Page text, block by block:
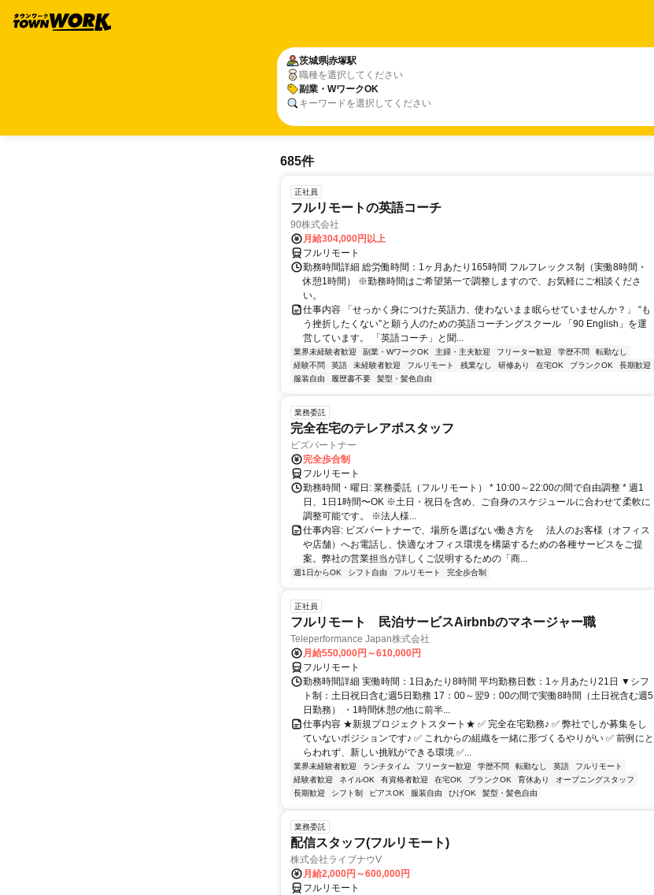
茨城県赤塚駅
職種を選択してください
副業・WワークOK
キーワードを選択してください
685件
正社員
フルリモートの英語コーチ
90株式会社
月給304,000円以上
フルリモート
勤務時間詳細 総労働時間：1ヶ月あたり165時間 フルフレックス制（実働8時間・
休憩1時間） ※勤務時間はご希望第一で調整しますので、お気軽にご相談くださ
い。
仕事内容 「せっかく身につけた英語力、使わないまま眠らせていませんか？」 “も
う挫折したくない”と願う人のための英語コーチングスクール 「90 English」を運
営しています。 「英語コーチ」と聞...
業界未経験者歓迎 副業・WワークOK 主婦・主夫歓迎 フリーター歓迎 学歴不問
転勤なし
経験不問
英語 未経験者歓迎 フルリモート 残業なし 研修あり 在宅OK ブランクOK
長期歓迎
服装自由
履歴書不要 髪型・髪色自由
業務委託
完全在宅のテレアポスタッフ
ビズパートナー
完全歩合制
フルリモート
勤務時間・曜日: 業務委託（フルリモート） * 10:00～22:00の間で自由調整 * 週1
日、1日1時間〜OK ※土日・祝日を含め、ご自身のスケジュールに合わせて柔軟に
調整可能です。 ※法人様...
仕事内容: ビズパートナーで、場所を選ばない働き方を 法人のお客様（オフィス
や店舗）へお電話し、快適なオフィス環境を構築するための各種サービスをご提
案。弊社の営業担当が詳しくご説明するための「商...
週1日からOK シフト自由 フルリモート 完全歩合制
正社員
フルリモート 民泊サービスAirbnbのマネージャー職
Teleperformance Japan株式会社
月給550,000円～610,000円
フルリモート
勤務時間詳細 実働時間：1日あたり8時間 平均勤務日数：1ヶ月あたり21日 ▼シフ
ト制：土日祝日含む週5日勤務 17：00～翌9：00の間で実働8時間（土日祝含む週5
日勤務） ・1時間休憩の他に前半...
仕事内容 ★新規プロジェクトスタート★ ✅ 完全在宅勤務♪ ✅ 弊社でしか募集をし
ていないポジションです♪ ✅ これからの組織を一緒に形づくるやりがい ✅ 前例にと
らわれず、新しい挑戦ができる環境 ✅...
業界未経験者歓迎 ランチタイム フリーター歓迎 学歴不問 転勤なし 英語
フルリモート
経験者歓迎
ネイルOK 有資格者歓迎 在宅OK ブランクOK 育休あり
オープニングスタッフ
長期歓迎
シフト制 ピアスOK 服装自由 ひげOK 髪型・髪色自由
業務委託
配信スタッフ(フルリモート)
株式会社ライブナウV
月給2,000円～600,000円
フルリモート